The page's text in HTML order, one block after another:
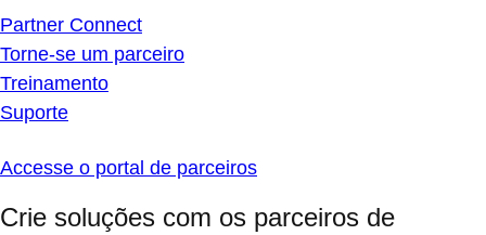
Partner Connect
Torne-se um parceiro
Treinamento
Suporte
Accesse o portal de parceiros
Crie soluções com os parceiros de